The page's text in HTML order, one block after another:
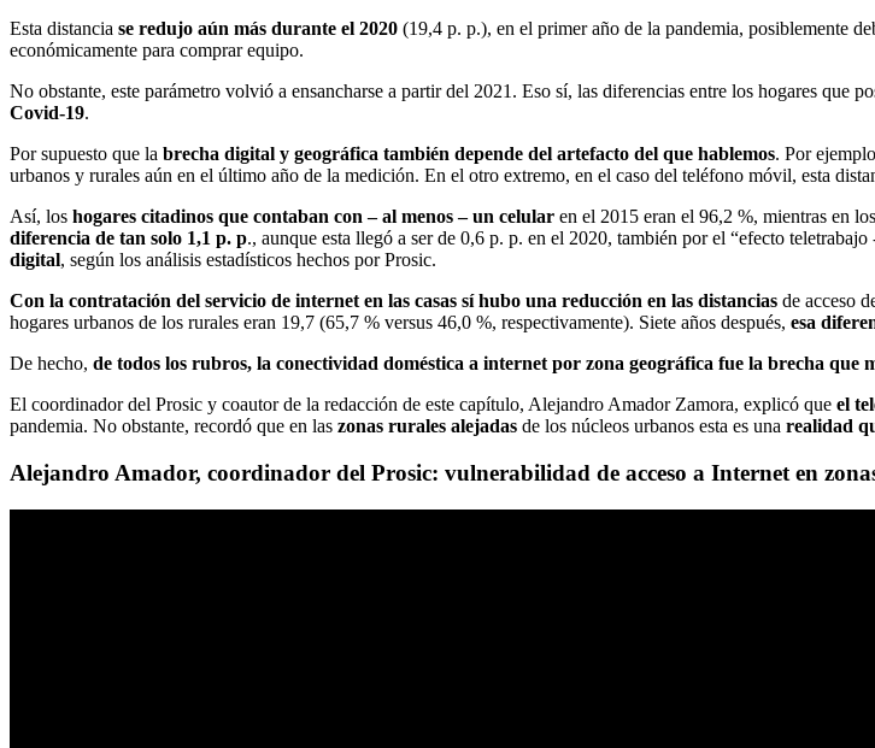
Esta distancia se redujo aún más durante el 2020 (19,4 p. p.), en el primer año de la pandemia, posiblemente
económicamente para comprar equipo.
No obstante, este parámetro volvió a ensancharse a partir del 2021. Eso sí, las diferencias entre los hogares que
Covid-19.
Por supuesto que la brecha digital y geográfica también depende del artefacto del que hablemos. Por
urbanos y rurales aún en el último año de la medición. En el otro extremo, en el caso del teléfono móvil, esta
Así, los hogares citadinos que contaban con – al menos – un celular en el 2015 eran el 96,2 %, mientras en
diferencia de tan solo 1,1 p. p., aunque esta llegó a ser de 0,6 p. p. en el 2020, también por el “efecto
digital, según los análisis estadísticos hechos por Prosic.
Con la contratación del servicio de internet en las casas sí hubo una reducción en las distancias de acceso
hogares urbanos de los rurales eran 19,7 (65,7 % versus 46,0 %, respectivamente). Siete años después, esa
De hecho, de todos los rubros, la conectividad doméstica a internet por zona geográfica fue la brecha que
El coordinador del Prosic y coautor de la redacción de este capítulo, Alejandro Amador Zamora, explicó que el
pandemia. No obstante, recordó que en las zonas rurales alejadas de los núcleos urbanos esta es una realidad
Alejandro Amador, coordinador del Prosic: vulnerabilidad de acceso a Internet en